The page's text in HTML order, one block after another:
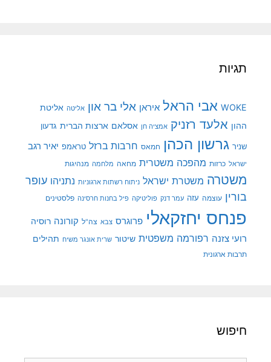
תגיות
WOKE אבי הראל איראן אלי בר און אליטה אליטת
ההון אלעד רזניק אמציה חן אסלאם ארצות הברית גדעון
שניר גרשון הכהן חמאס חרבות ברזל טראמפ יאיר רגב
ישראל כרזות מהפכה משטרית מחאה מלחמה מנהיגות
משטרה משטרת ישראל ניתוח רשתות ארגוניות נתניהו עופר
בורין עוצמה עזה עמר דנק פוליטיקה פיל בחנות חרסינה פלסטינים
פנחס יחזקאלי פרוגרס צבא צה"ל קורונה רוסיה
רועי צזנה רפורמה משפטית שיטור שרית אונגר משיח תהילים
תרבות ארגונית
חיפוש